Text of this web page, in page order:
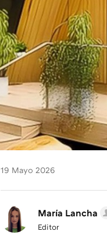
19 Mayo 2026
María Lancha
Editor